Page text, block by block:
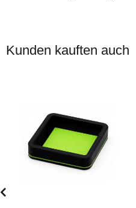
Kunden kauften auch